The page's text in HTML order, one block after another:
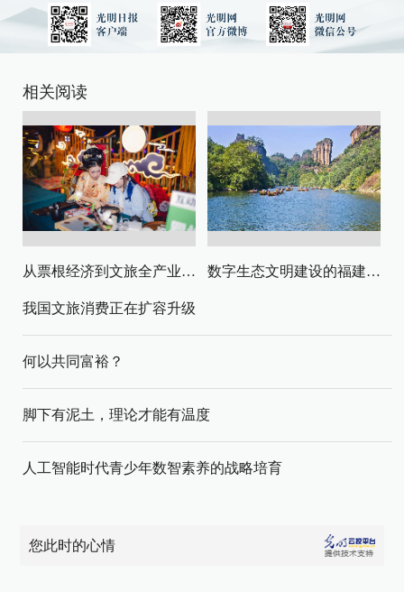
相关阅读
从票根经济到文旅全产业链升级 数字生态文明建设的福建路径与启示
我国文旅消费正在扩容升级
何以共同富裕？
脚下有泥土，理论才能有温度
人工智能时代青少年数智素养的战略培育
您此时的心情